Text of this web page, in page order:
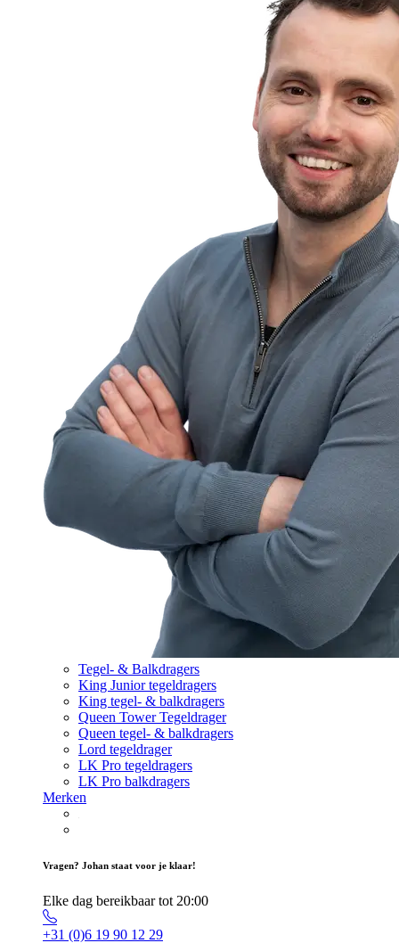
Tegel- & Balkdragers
King Junior tegeldragers
King tegel- & balkdragers
Queen Tower Tegeldrager
Queen tegel- & balkdragers
Lord tegeldrager
LK Pro tegeldragers
LK Pro balkdragers
Merken
Vragen? Johan staat voor je klaar!
Elke dag bereikbaar tot 20:00
+31 (0)6 19 90 12 29